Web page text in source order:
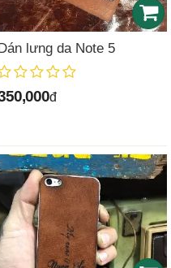
lưng da Note 5
đ